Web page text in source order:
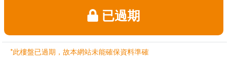
已過期
*此樓盤已過期，故本網站未能確保資料準確